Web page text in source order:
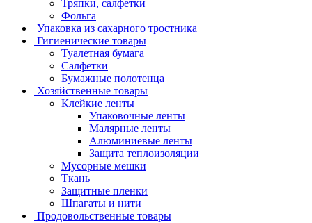
Тряпки, салфетки
Фольга
Упаковка из сахарного тростника
Гигиенические товары
Туалетная бумага
Салфетки
Бумажные полотенца
Хозяйственные товары
Клейкие ленты
Упаковочные ленты
Малярные ленты
Алюминиевые ленты
Защита теплоизоляции
Мусорные мешки
Ткань
Защитные пленки
Шпагаты и нити
Продовольственные товары